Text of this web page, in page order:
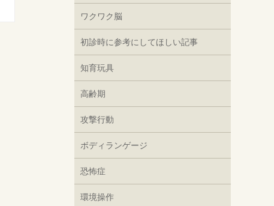
ワクワク脳
初診時に参考にしてほしい記事
知育玩具
高齢期
攻撃行動
ボディランゲージ
恐怖症
環境操作